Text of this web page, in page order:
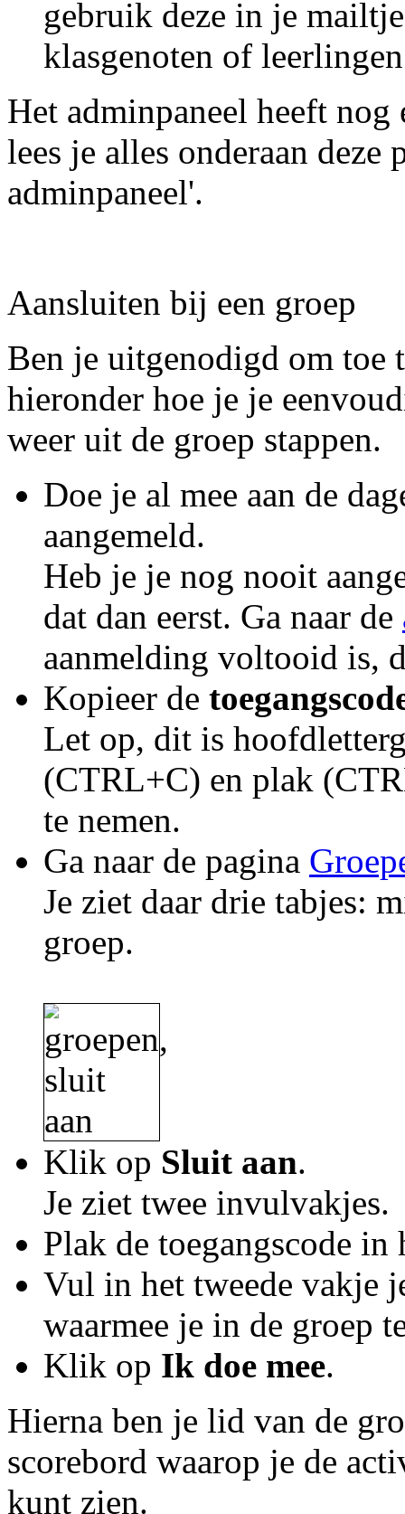
gebruik deze in je
klasgenoten of
Het adminpaneel heeft
lees je alles onderaan
adminpaneel'.
Aansluiten bij een groep
Ben je uitgenodigd om toe
hieronder hoe je je
weer uit de groep stappen.
Doe je al mee aan de
aangemeld.
Heb je je nog nooit
dat dan eerst. Ga naar de
aanmelding voltooid is,
Kopieer de
Let op, dit is
(CTRL+C) en plak
te nemen.
Ga naar de pagina
Je ziet daar drie tabjes:
groep.
Klik op Sluit aan.
Je ziet twee invulvakjes.
Plak de toegangscode in
Vul in het tweede vakje
waarmee je in de groep
Klik op Ik doe mee.
Hierna ben je lid van de
scorebord waarop je de
kunt zien.